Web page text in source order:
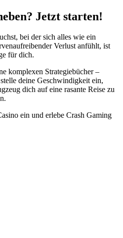
Jetzt starten!
bei der sich alles wie ein
Verlust anfühlt, ist
für dich.
komplexen Strategiebücher –
deine Geschwindigkeit ein,
dich auf eine rasante Reise zu
ein und erlebe Crash Gaming